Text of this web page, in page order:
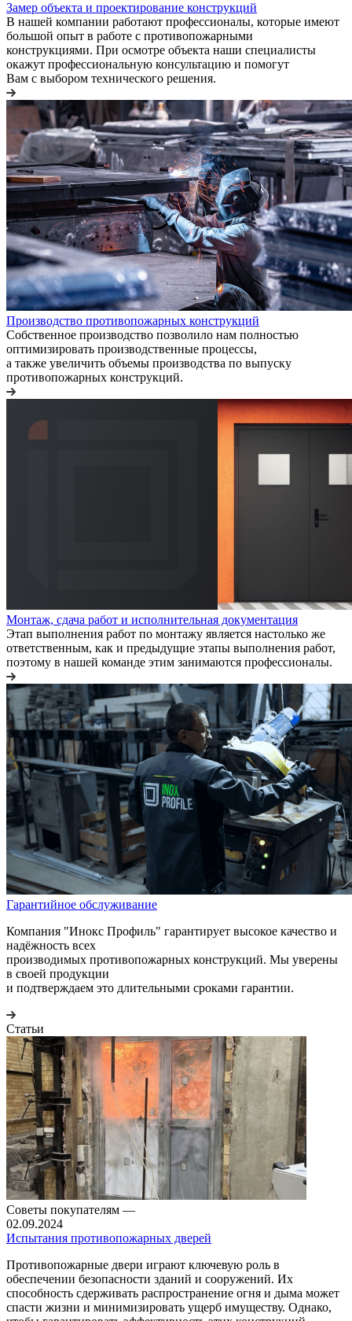
Замер объекта и проектирование конструкций
В нашей компании работают профессионалы, которые имеют
большой опыт в работе с противопожарными
конструкциями. При осмотре объекта наши специалисты
окажут профессиональную консультацию и помогут
Вам с выбором технического решения.
Производство противопожарных конструкций
Собственное производство позволило нам полностью
оптимизировать производственные процессы,
а также увеличить объемы производства по выпуску
противопожарных конструкций.
Монтаж, сдача работ и исполнительная документация
Этап выполнения работ по монтажу является настолько же
ответственным, как и предыдущие этапы выполнения работ,
поэтому в нашей команде этим занимаются профессионалы.
Гарантийное обслуживание
Компания "Инокс Профиль" гарантирует высокое качество и
надёжность всех
производимых противопожарных конструкций. Мы уверены
в своей продукции
и подтверждаем это длительными сроками гарантии.
Статьи
Советы покупателям —
02.09.2024
Испытания противопожарных дверей
Противопожарные двери играют ключевую роль в
обеспечении безопасности зданий и сооружений. Их
способность сдерживать распространение огня и дыма может
спасти жизни и минимизировать ущерб имуществу. Однако,